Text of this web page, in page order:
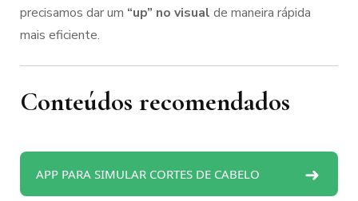
precisamos dar um “up” no visual de maneira rápida
mais eficiente.
Conteúdos recomendados
APP PARA SIMULAR CORTES DE CABELO ➜